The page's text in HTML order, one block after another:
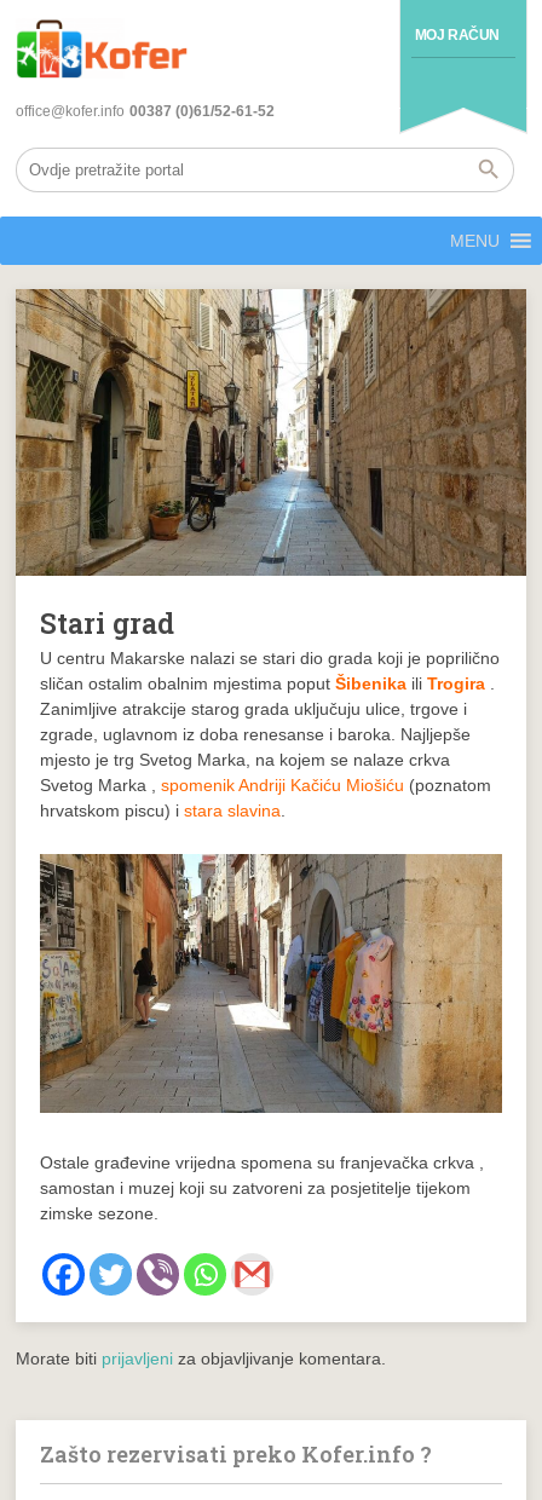
MOJ RAČUN
office@kofer.info 00387 (0)61/52-61-52
MENU
Stari grad
U centru Makarske nalazi se stari dio grada koji je poprilično
sličan ostalim obalnim mjestima poputŠibenika iliTrogira
Zanimljive atrakcije starog grada uključuju ulice, trgove i
zgrade, uglavnom iz doba renesanse i baroka. Najljepše
mjesto je trg Svetog Marka, na kojem se nalazecrkva
Svetog Marka ,spomenik Andriji Kačiću Miošiću (poznatom
hrvatskom piscu) istara slavina
Ostale građevine vrijedna spomena sufranjevačka crkva ,
samostan i muzej koji su zatvoreni za posjetitelje tijekom
zimske sezone.
Morate biti prijavljeni za objavljivanje komentara.
Zašto rezervisati preko Kofer.info ?